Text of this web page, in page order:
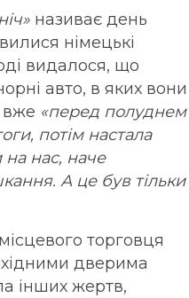
називає день
німецькі
видалося, що
авто, в яких вони
вже «перед полуднем
потім настала
на нас, наче
А це був тільки
торговця
дверима
інших жертв,